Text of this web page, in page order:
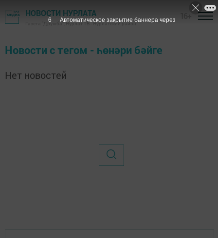
НОВОСТИ НУРЛАТА
Газета "Дружба", Нурлат ТВ - Нурлатский район
Новости с тегом - һөнәри бәйге
Нет новостей
6 Автоматическое закрытие баннера через